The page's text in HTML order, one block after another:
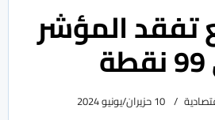
المؤشر
10 حزيران/يونيو 2024